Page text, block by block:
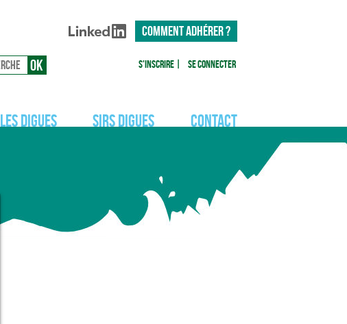
COMMENT ADHÉRER ?
S'inscrire Se connecter
Les digues SIRS Digues Contact